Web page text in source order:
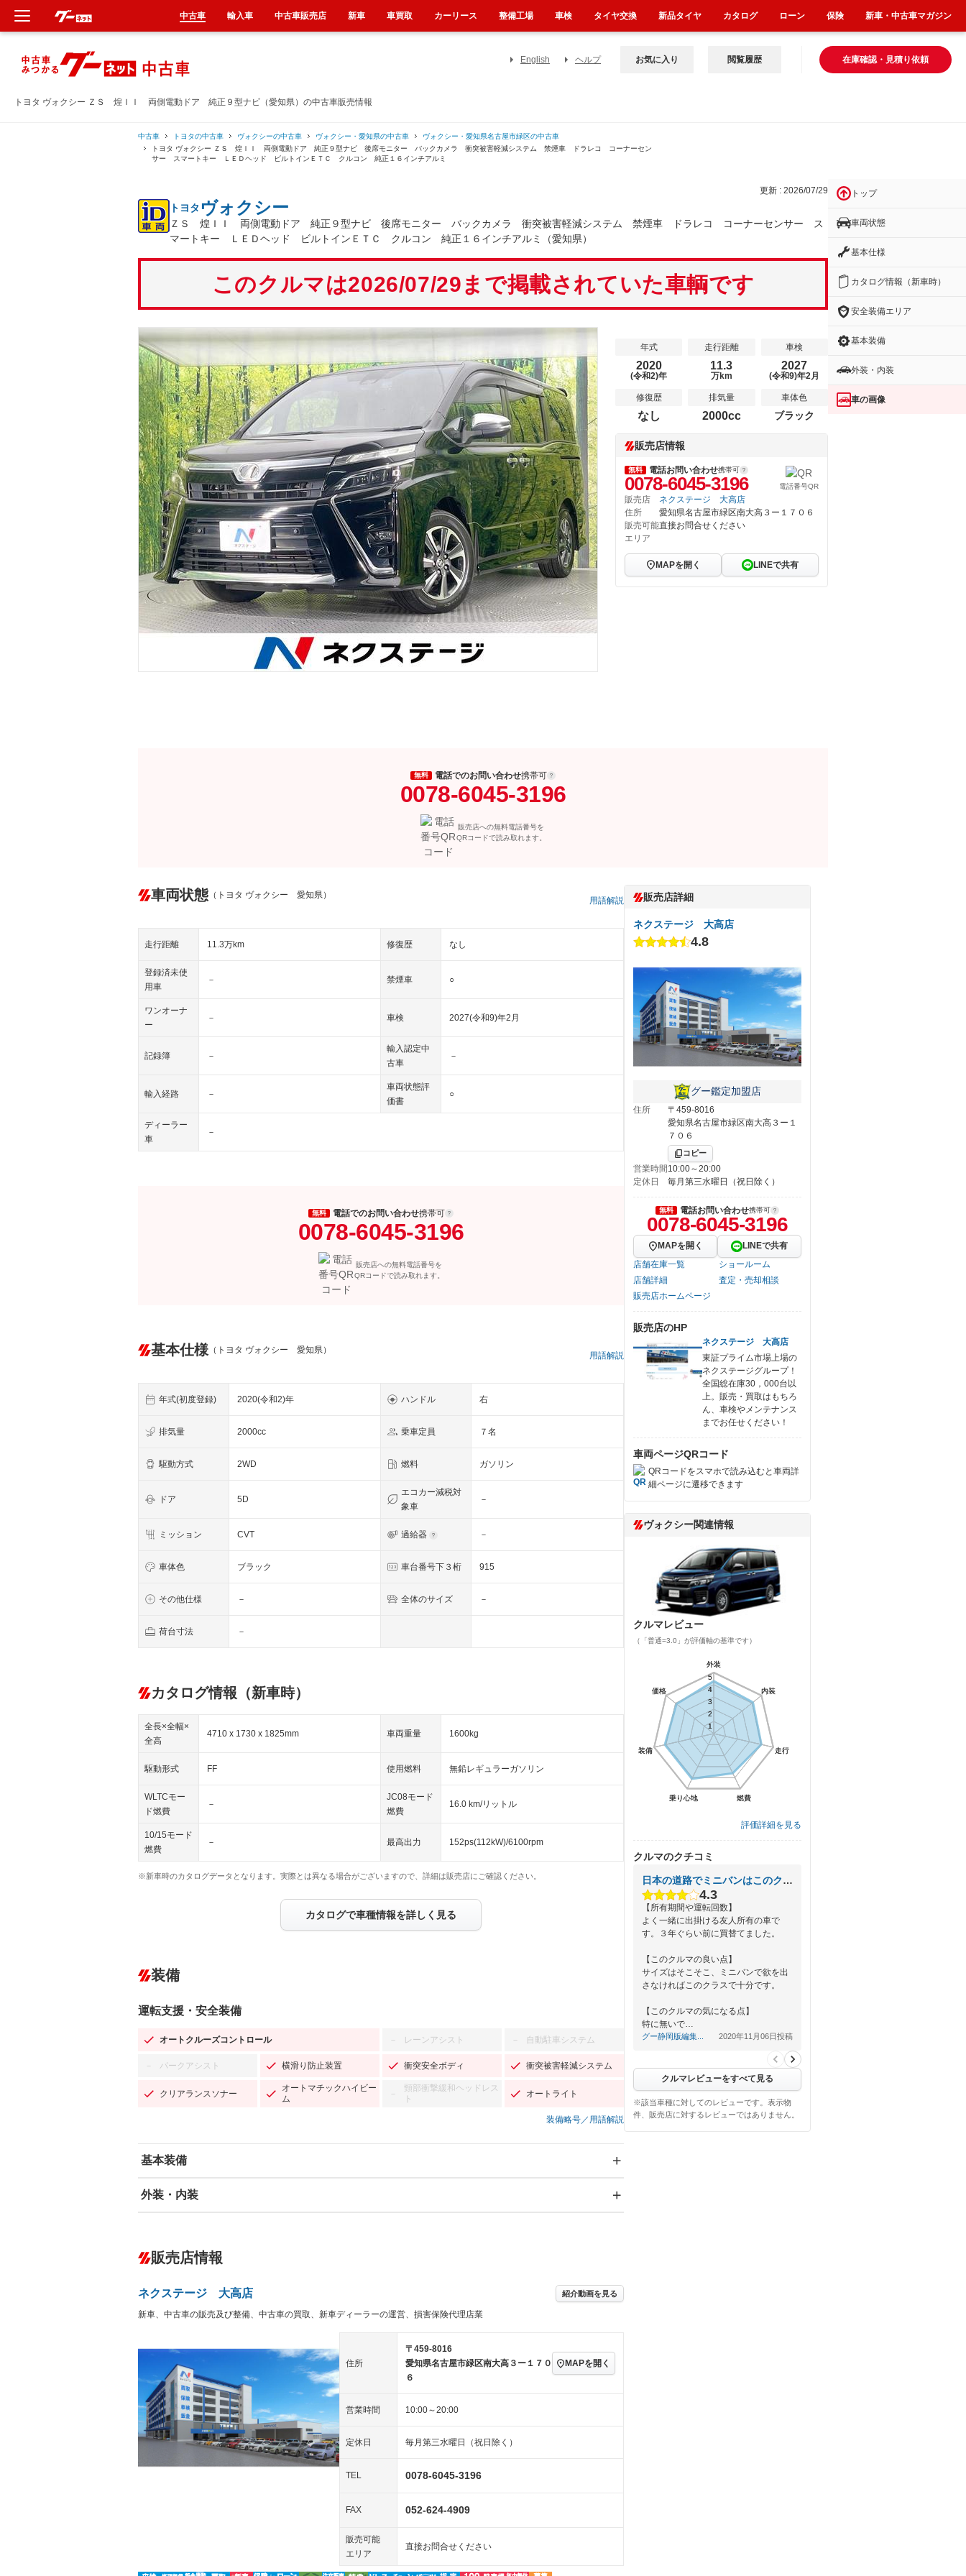
トヨタ ヴォクシー ＺＳ 煌ＩＩ 両側電動ドア 純正９型ナビ（愛知県）の中古車販売情報
English ヘルプ 在庫確認・見積り依頼
お気に入り 閲覧履歴
中古車 トヨタの中古車 ヴォクシーの中古車 ヴォクシー・愛知県の中古車
ヴォクシー・愛知県名古屋市緑区の中古車
トヨタ ヴォクシー ＺＳ 煌ＩＩ 両側電動ドア 純正９型ナビ 後席モニター バックカメラ 衝突被害軽減システム 禁煙車 ドラレコ コーナーセン
サー スマートキー ＬＥＤヘッド ビルトインＥＴＣ クルコン 純正１６インチアルミ
更新 : 2026/07/29
トヨタ ヴォクシー
ＺＳ 煌ＩＩ 両側電動ドア 純正９型ナビ 後席モニター バックカメラ 衝突被害軽減システム 禁煙車 ドラレコ コーナーセンサー ス
マートキー ＬＥＤヘッド ビルトインＥＴＣ クルコン 純正１６インチアルミ（愛知県）
このクルマは2026/07/29まで掲載されていた車輌です
年式
2020
(令和2)年
走行距離
11.3
万km
車検
2027
(令和9)年2月
修復歴
なし
排気量
2000cc
車体色
ブラック
販売店情報
無料 電話お問い合わせ携帯可
0078-6045-3196 電話番号QR
販売店
ネクステージ 大高店
住所
愛知県名古屋市緑区南大高３ー１７０６
販売可能
エリア
直接お問合せください
MAPを開く LINEで共有
無料 電話でのお問い合わせ携帯可
0078-6045-3196
販売店への無料電話番号を
QRコードで読み取れます。
車両状態 （トヨタ ヴォクシー 愛知県）
用語解説
走行距離 11.3万km 修復歴 なし
登録済未使
用車
－ 禁煙車 ○
ワンオーナ
ー
－ 車検 2027(令和9)年2月
記録簿 －
輸入認定中
古車
－
輸入経路 －
車両状態評
価書
○
ディーラー
車
－
無料 電話でのお問い合わせ携帯可
0078-6045-3196
販売店への無料電話番号を
QRコードで読み取れます。
基本仕様 （トヨタ ヴォクシー 愛知県）
用語解説
年式(初度登録) 2020(令和2)年 ハンドル 右
排気量 2000cc 乗車定員 ７名
駆動方式 2WD 燃料 ガソリン
ドア 5D
エコカー減税対
象車
－
ミッション CVT 過給器 －
車体色 ブラック 車台番号下３桁 915
その他仕様 － 全体のサイズ －
荷台寸法 －
カタログ情報（新車時）
全長×全幅×
全高
4710 x 1730 x 1825mm 車両重量 1600kg
駆動形式 FF 使用燃料 無鉛レギュラーガソリン
WLTCモー
ド燃費
－
JC08モード
燃費
16.0 km/リットル
10/15モード
燃費
－ 最高出力 152ps(112kW)/6100rpm
※新車時のカタログデータとなります。実際とは異なる場合がございますので、詳細は販売店にご確認ください。
カタログで車種情報を詳しく見る
装備
運転支援・安全装備
オートクルーズコントロール － レーンアシスト － 自動駐車システム
－ パークアシスト 横滑り防止装置 衝突安全ボディ 衝突被害軽減システム
クリアランスソナー
オートマチックハイビー
ム
－
頸部衝撃緩和ヘッドレス
ト
オートライト
装備略号／用語解説
基本装備
エアバッグ：運転席/助手席
－ ダウンヒルアシストコントロール
Bluetooth接続 センターデフロック
装備略号／用語解説
外装・内装
オーディオ：CDまたはCDチェンジャー
－
ヘッドライトウォッシャ
ー
キーレス
LEDヘッドランプ － HID(キセノンライト) － ポータブルナビ
スマートキー
ランフラットタイヤ パワーシート 3列シート ベンチシート
－ フルフラットシート チップアップシート
－ シートヒーター ウォークスルー
フロントカメラ － シートエアコン 全周囲カメラ －
エアサスペンション
販売店情報
ネクステージ 大高店 紹介動画を見る
新車、中古車の販売及び整備、中古車の買取、新車ディーラーの運営、損害保険代理店業
住所
〒459-8016
愛知県名古屋市緑区南大高３ー１７０
６
MAPを開く
営業時間 10:00～20:00
定休日 毎月第三水曜日（祝日除く）
TEL 0078-6045-3196
FAX 052-624-4909
販売可能
エリア
直接お問合せください
販売店詳細
ネクステージ 大高店
4.8
グー鑑定加盟店
住所
〒459-8016
愛知県名古屋市緑区南大高３ー１
７０６
コピー
営業時間10:00～20:00
定休日
毎月第三水曜日（祝日除く）
無料 電話お問い合わせ携帯可
0078-6045-3196
MAPを開く
LINEで共有
店舗在庫一覧
ショールーム
店舗詳細
査定・売却相談
販売店ホームページ
販売店のHP
ネクステージ 大高店
東証プライム市場上場の
ネクステージグループ！
全国総在庫30，000台以
上。販売・買取はもちろ
ん、車検やメンテナンス
までお任せください！
車両ページQRコード
QRコードをスマホで読み込むと車両詳
細ページに遷移できます
ヴォクシー関連情報
クルマレビュー
（「普通=3.0」が評価軸の基準です）
外装
内装
走行
燃費
乗り心地
装備
価格
1
2
3
4
5
外装
内装
走行
燃費
乗り心地
装備
価格
1
2
3
4
5
評価詳細を見る
クルマのクチコミ
日本の道路でミニバンはこのクラスがいいですね！
4.3
【所有期間や運転回数】
よく一緒に出掛ける友人所有の車で
す。３年ぐらい前に買替てました。
【このクルマの良い点】
サイズはそこそこ、ミニバンで欲を出
さなければこのクラスで十分です。
【このクルマの気になる点】
特に無いで…
グー静岡版編集... 2020年11月06日投稿
クルマレビューをすべて見る
※該当車種に対してのレビューです。表示物
件、販売店に対するレビューではありません。
トップ
車両状態
基本仕様
カタログ情報（新車時）
安全装備エリア
基本装備
外装・内装
車の画像
中古車 輸入車 中古車販売店 新車 車買取 カーリース 整備工場 車検 タイヤ交換 新品タイヤ カタログ ローン 保険 新車・中古車マガジン
新車
中古車